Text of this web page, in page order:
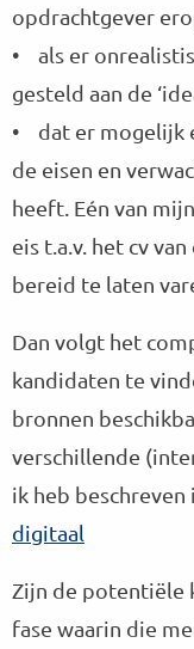
opdrachtgever
• als er
gesteld aan de
• dat er mogelijk
de eisen en
heeft. Eén van
eis t.a.v. het cv
bereid te laten
Dan volgt het
kandidaten te
bronnen
verschillende
ik heb
digitaal
Zijn de potentiële
fase waarin die